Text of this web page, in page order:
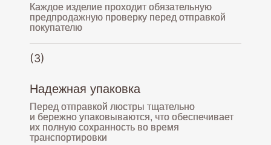
Перед отправкой люстры тщательно
и бережно упаковываются, что обеспечивает
их полную сохранность во время
транспортировки
Каждое изделие проходит обязательную
предпродажную проверку перед отправкой
покупателю
Надежная упаковка
(3)